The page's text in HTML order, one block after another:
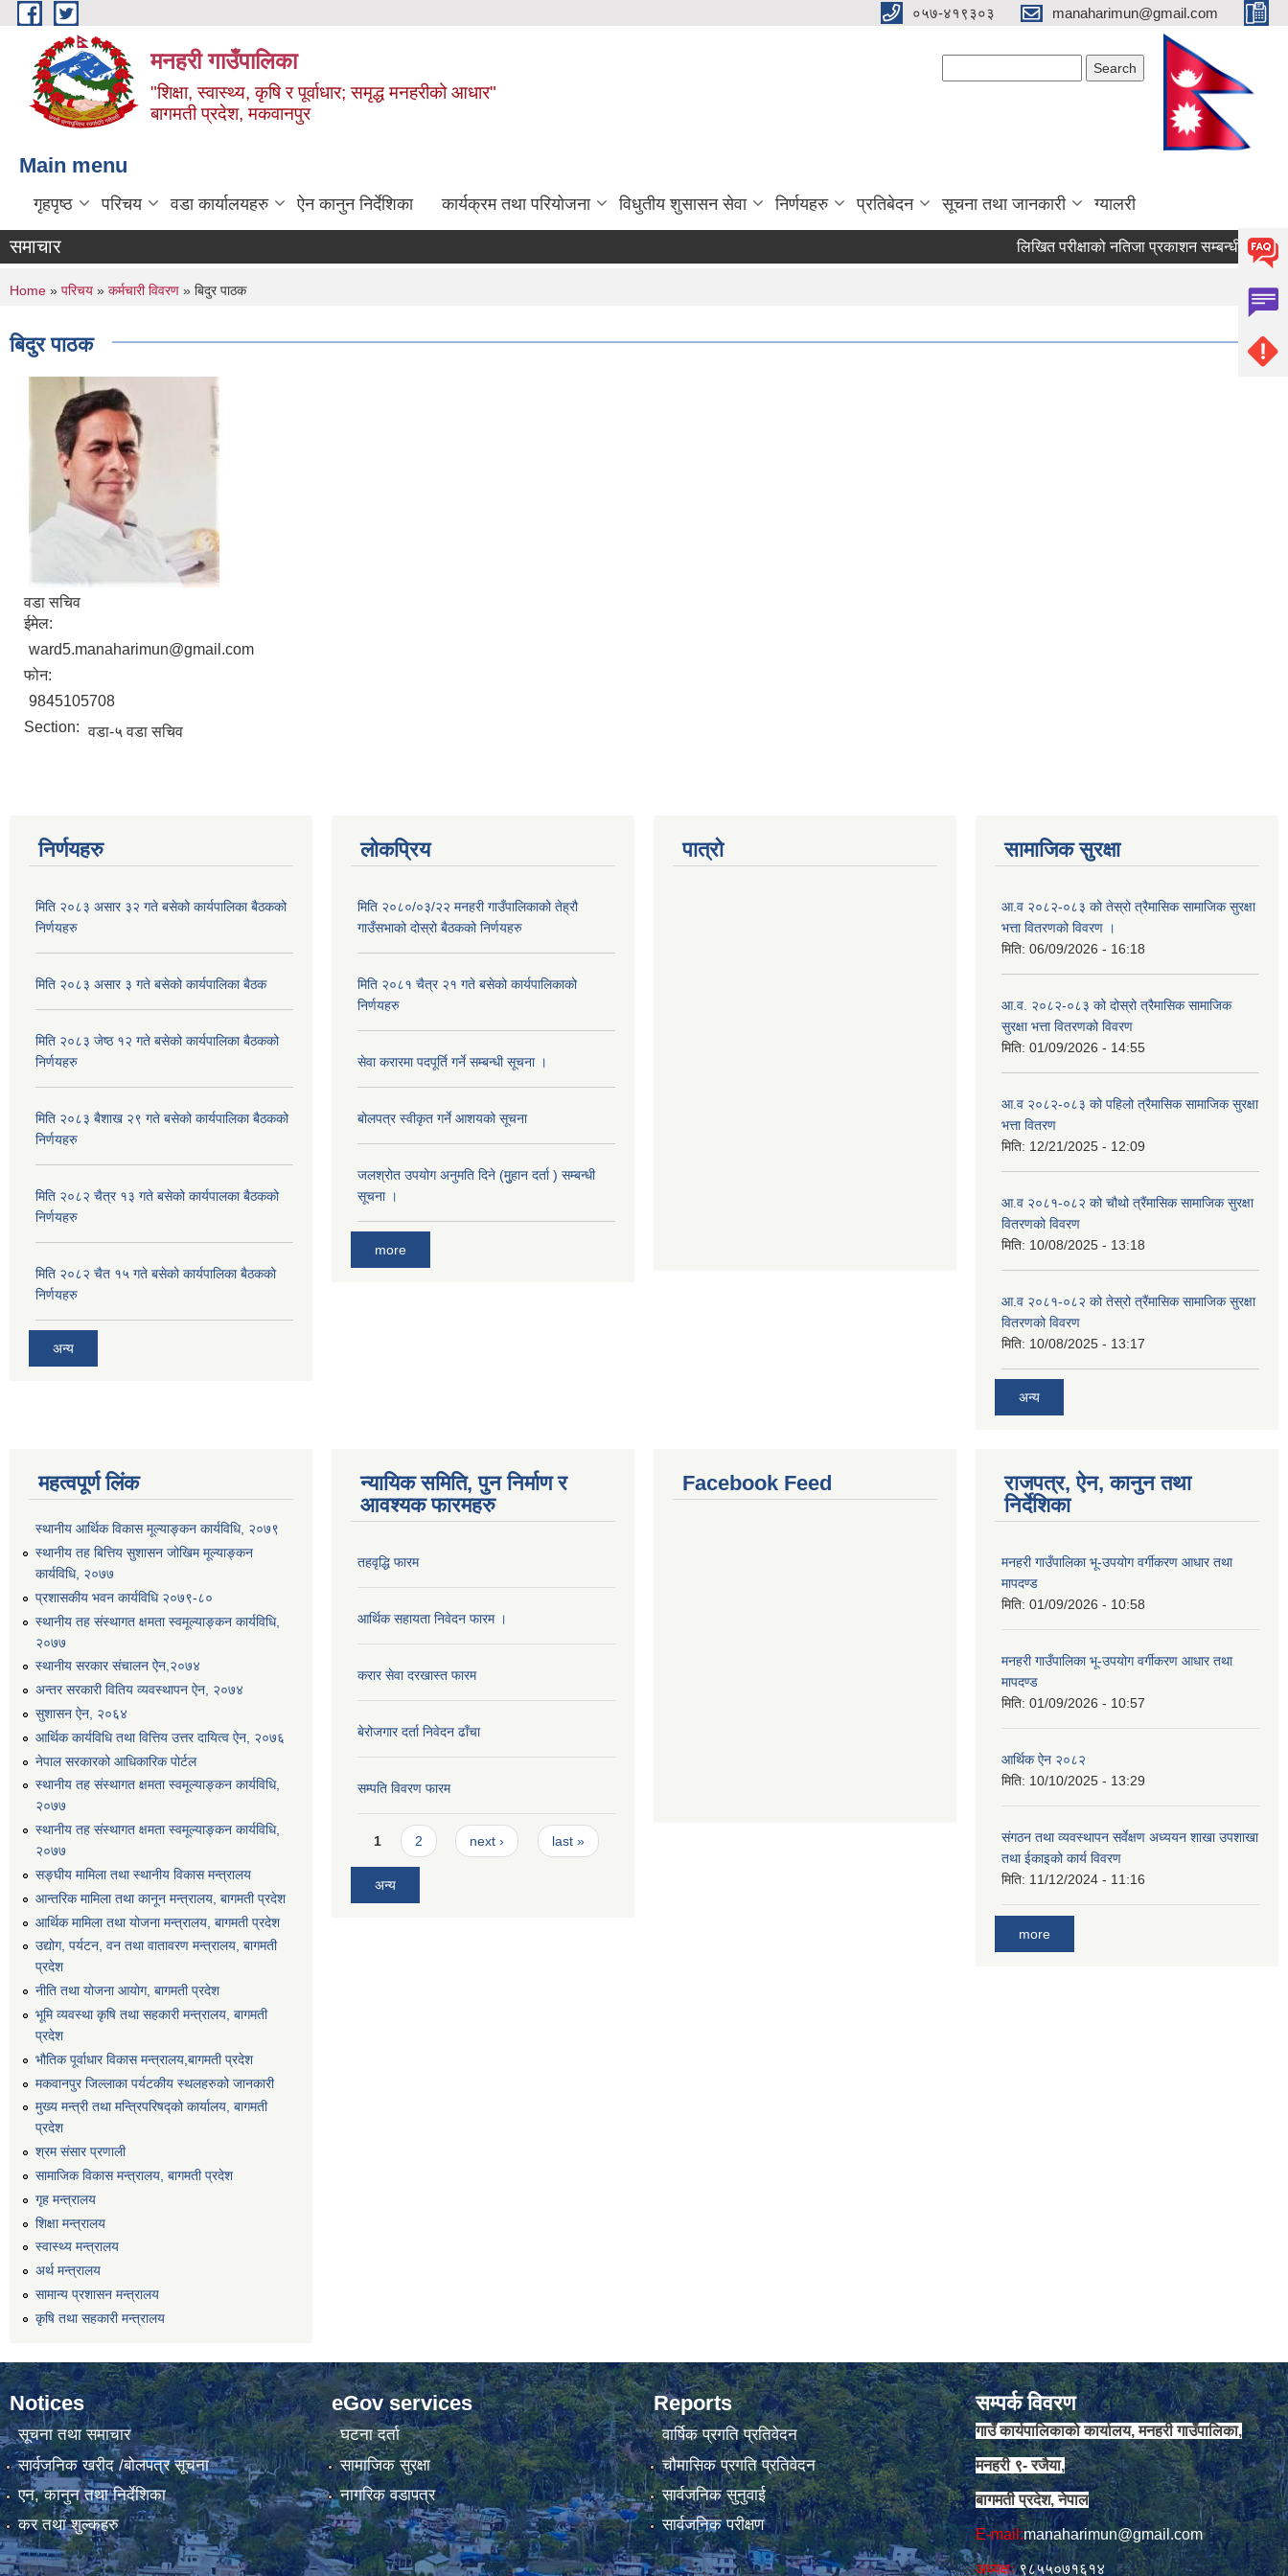
Skip to main content ०५७-४१९३०३ manaharimun@gmail.com
मनहरी गाउँपालिका
"शिक्षा, स्वास्थ्य, कृषि र पूर्वाधार; समृद्ध मनहरीको आधार"
बागमती प्रदेश, मकवानपुर
Main menu
गृहपृष्ठ परिचय वडा कार्यालयहरु ऐन कानुन निर्देशिका कार्यक्रम तथा परियोजना विधुतीय शुसासन सेवा निर्णयहरु प्रतिबेदन सूचना तथा जानकारी ग्यालरी
समाचार लिखित परीक्षाको नतिजा प्रकाशन सम्बन्धी सूचना ।
You are here
Home » परिचय » कर्मचारी विवरण » बिदुर पाठक
बिदुर पाठक
वडा सचिव
ईमेल:
ward5.manaharimun@gmail.com
फोन:
9845105708
Section: वडा-५ वडा सचिव
निर्णयहरु
मिति २०८३ असार ३२ गते बसेको कार्यपालिका बैठकको
निर्णयहरु
मिति २०८३ असार ३ गते बसेको कार्यपालिका बैठक
मिति २०८३ जेष्ठ १२ गते बसेको कार्यपालिका बैठकको
निर्णयहरु
मिति २०८३ बैशाख २९ गते बसेको कार्यपालिका बैठकको
निर्णयहरु
मिति २०८२ चैत्र १३ गते बसेको कार्यपालका बैठकको
निर्णयहरु
मिति २०८२ चैत १५ गते बसेको कार्यपालिका बैठकको
निर्णयहरु
अन्य
लोकप्रिय
मिति २०८०/०३/२२ मनहरी गाउँपालिकाको तेह्रौ
गाउँसभाको दोस्रो बैठकको निर्णयहरु
मिति २०८१ चैत्र २१ गते बसेको कार्यपालिकाको
निर्णयहरु
सेवा करारमा पदपूर्ति गर्ने सम्बन्धी सूचना ।
बोलपत्र स्वीकृत गर्ने आशयको सूचना
जलश्रोत उपयोग अनुमति दिने (मुुहान दर्ता ) सम्बन्धी
सूचना ।
more
पात्रो सामाजिक सुरक्षा
आ.व २०८२-०८३ को तेस्रो त्रैमासिक सामाजिक सुरक्षा
भत्ता वितरणको विवरण ।
मिति: 06/09/2026 - 16:18
आ.व. २०८२-०८३ को दोस्रो त्रैमासिक सामाजिक
सुरक्षा भत्ता वितरणको विवरण
मिति: 01/09/2026 - 14:55
आ.व २०८२-०८३ को पहिलो त्रैमासिक सामाजिक सुरक्षा
भत्ता वितरण
मिति: 12/21/2025 - 12:09
आ.व २०८१-०८२ को चौथो त्रैंमासिक सामाजिक सुरक्षा
वितरणको विवरण
मिति: 10/08/2025 - 13:18
आ.व २०८१-०८२ को तेस्रो त्रैंमासिक सामाजिक सुरक्षा
वितरणको विवरण
मिति: 10/08/2025 - 13:17
अन्य
महत्वपूर्ण लिंक
स्थानीय आर्थिक विकास मूल्याङ्कन कार्यविधि, २०७९
स्थानीय तह बित्तिय सुशासन जोखिम मूल्याङ्कन
कार्यविधि, २०७७
प्रशासकीय भवन कार्यविधि २०७९-८०
स्थानीय तह संस्थागत क्षमता स्वमूल्याङ्कन कार्यविधि,
२०७७
स्थानीय सरकार संचालन ऐन,२०७४
अन्तर सरकारी वितिय व्यवस्थापन ऐन, २०७४
सुशासन ऐन, २०६४
आर्थिक कार्यविधि तथा वित्तिय उत्तर दायित्व ऐन, २०७६
नेपाल सरकारको आधिकारिक पोर्टल
स्थानीय तह संस्थागत क्षमता स्वमूल्याङ्कन कार्यविधि,
२०७७
स्थानीय तह संस्थागत क्षमता स्वमूल्याङ्कन कार्यविधि,
२०७७
सङ्घीय मामिला तथा स्थानीय विकास मन्त्रालय
आन्तरिक मामिला तथा कानून मन्त्रालय, बागमती प्रदेश
आर्थिक मामिला तथा योजना मन्त्रालय, बागमती प्रदेश
उद्योग, पर्यटन, वन तथा वातावरण मन्त्रालय, बागमती
प्रदेश
नीति तथा योजना आयोग, बागमती प्रदेश
भूमि व्यवस्था कृषि तथा सहकारी मन्त्रालय, बागमती
प्रदेश
भौतिक पूर्वाधार विकास मन्त्रालय,बागमती प्रदेश
मकवानपुर जिल्लाका पर्यटकीय स्थलहरुको जानकारी
मुख्य मन्त्री तथा मन्त्रिपरिषद्को कार्यालय, बागमती
प्रदेश
श्रम संसार प्रणाली
सामाजिक विकास मन्त्रालय, बागमती प्रदेश
गृह मन्त्रालय
शिक्षा मन्त्रालय
स्वास्थ्य मन्त्रालय
अर्थ मन्त्रालय
सामान्य प्रशासन मन्त्रालय
कृषि तथा सहकारी मन्त्रालय
न्यायिक समिति, पुन निर्माण र
आवश्यक फारमहरु
तहवृद्धि फारम
आर्थिक सहायता निवेदन फारम ।
करार सेवा दरखास्त फारम
बेरोजगार दर्ता निवेदन ढाँचा
सम्पति विवरण फारम
Pages
1 2 next › last »
अन्य
Facebook Feed
राजपत्र, ऐन, कानुन तथा
निर्देशिका
मनहरी गाउँपालिका भू-उपयोग वर्गीकरण आधार तथा
मापदण्ड
मिति: 01/09/2026 - 10:58
मनहरी गाउँपालिका भू-उपयोग वर्गीकरण आधार तथा
मापदण्ड
मिति: 01/09/2026 - 10:57
आर्थिक ऐन २०८२
मिति: 10/10/2025 - 13:29
संगठन तथा व्यवस्थापन सर्वेक्षण अध्ययन शाखा उपशाखा
तथा ईकाइको कार्य विवरण
मिति: 11/12/2024 - 11:16
more
Notices
सूचना तथा समाचार
सार्वजनिक खरीद /बोलपत्र सूचना
एन, कानुन तथा निर्देशिका
कर तथा शुल्कहरु
eGov services
घटना दर्ता
सामाजिक सुरक्षा
नागरिक वडापत्र
Reports
वार्षिक प्रगति प्रतिवेदन
चौमासिक प्रगति प्रतिवेदन
सार्वजनिक सुनुवाई
सार्वजनिक परीक्षण
सम्पर्क विवरण
गाउँ कार्यपालिकाको कार्यालय, मनहरी गाउँपालिका,
मनहरी ९- रजैया,
बागमती प्रदेश, नेपाल
E-mail:manaharimun@gmail.com
अध्यक्षः९८५५०७१६१४